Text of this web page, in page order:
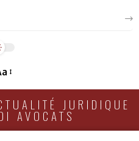
JURIDIQUE
AVOCATS